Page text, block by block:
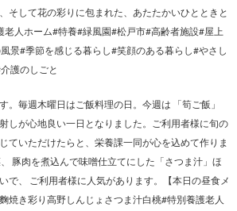
そして花の彩りに包まれた、あたたかいひとときと
老人ホーム#特養#緑風園#松戸市#高齢者施設#屋上
景#季節を感じる暮らし#笑顔のある暮らし#やさし
護のしごと
。毎週木曜日はご飯料理の日。今週は 「筍ご飯」
しが心地良い一日となりました。ご利用者様に旬の
ていただけたらと、栄養課一同が心を込めて作りま
豚肉を煮込んで味噌仕立てにした「さつま汁」ほ
で、 ご利用者様に人気があります。【本日の昼食メ
焼き彩り高野しんじょさつま汁白桃#特別養護老人